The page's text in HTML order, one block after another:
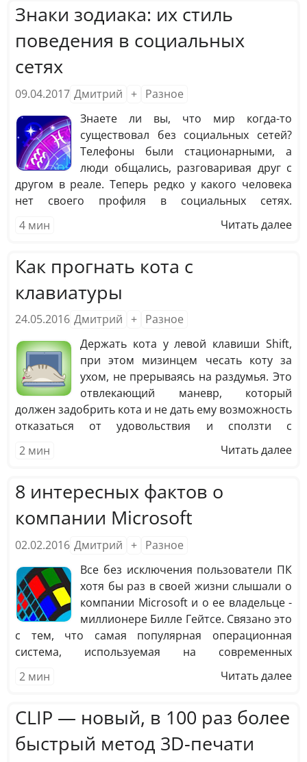
внимания? В чем преимущества лучших боевых
Знаки зодиака: их стиль
поведения в социальных
сетях
09.04.2017 Дмитрий + Разное
Знаете ли вы, что мир когда-то
существовал без социальных сетей?
Телефоны были стационарными, а
люди общались, разговаривая друг с
другом в реале. Теперь редко у какого человека
нет своего профиля в социальных сетях.
Социальные медиа стали немалой частью нашей
жизни, будь то «кибершпионаж» за своими
чувствовать себя одинокими. Как же ведут себя в
них разные знаки зодиака?
4 мин Читать далее
Как прогнать кота с
клавиатуры
24.05.2016 Дмитрий + Разное
Держать кота у левой клавиши Shift,
при этом мизинцем чесать коту за
ухом, не прерываясь на раздумья. Это
отвлекающий маневр, который
должен задобрить кота и не дать ему возможность
отказаться от удовольствия и сползти с
клавиатуры. В это время правой рукой делать
необходимую работу на клавиатуре. Этот способ
участника процесса будут развивать свою волю и
усидчивость. Побочных эффектов никаких, разве
что нервное подергивание мизинца левой…
2 мин Читать далее
8 интересных фактов о
компании Microsoft
02.02.2016 Дмитрий + Разное
Все без исключения пользователи ПК
хотя бы раз в своей жизни слышали о
компании Microsoft и о ее владельце -
миллионере Билле Гейтсе. Связано это
с тем, что самая популярная операционная
система, используемая на современных
компьютерах - Windows. А Windows является
разработкой Microsoft. Однако что мы знаем об
создали самую популярную и продаваемую ОС?
2 мин Читать далее
CLIP — новый, в 100 раз более
быстрый метод 3D-печати